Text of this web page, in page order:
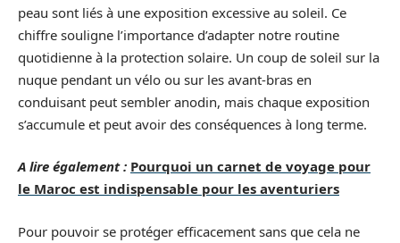
peau sont liés à une exposition excessive au soleil. Ce
chiffre souligne l’importance d’adapter notre routine
quotidienne à la protection solaire. Un coup de soleil sur la
nuque pendant un vélo ou sur les avant-bras en
conduisant peut sembler anodin, mais chaque exposition
s’accumule et peut avoir des conséquences à long terme.
A lire également : Pourquoi un carnet de voyage pour
le Maroc est indispensable pour les aventuriers
Pour pouvoir se protéger efficacement sans que cela ne